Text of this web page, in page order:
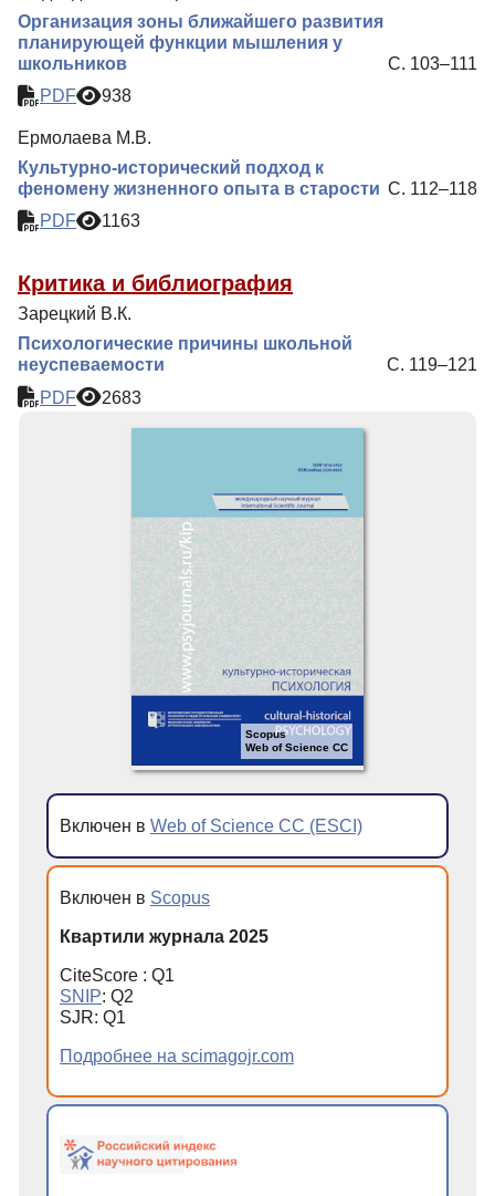
Организация зоны ближайшего развития
планирующей функции мышления у
школьников
С. 103–111
PDF
938
Ермолаева М.В.
Культурно-исторический подход к
феномену жизненного опыта в старости С. 112–118
PDF
1163
Критика и библиография
Зарецкий В.К.
Психологические причины школьной
неуспеваемости
С. 119–121
PDF
2683
Scopus
Web of Science CC
Включен в Web of Science CC (ESCI)
Включен в Scopus
Квартили журнала 2025
CiteScore : Q1
SNIP: Q2
SJR: Q1
Подробнее на scimagojr.com